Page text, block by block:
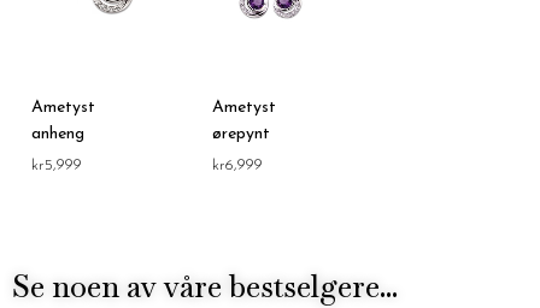
Ametyst
anheng
kr5,999
Ametyst
ørepynt
kr6,999
Se noen av våre bestselgere...